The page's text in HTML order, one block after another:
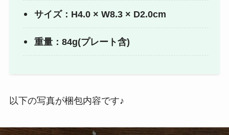
サイズ：H4.0 × W8.3 × D2.0cm
重量：84g(プレート含)
以下の写真が梱包内容です♪